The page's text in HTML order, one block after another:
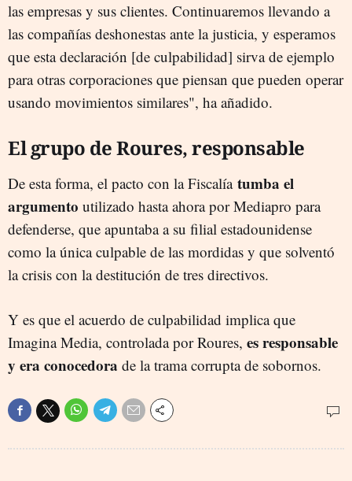
las empresas y sus clientes. Continuaremos llevando a
las compañías deshonestas ante la justicia, y esperamos
que esta declaración [de culpabilidad] sirva de ejemplo
para otras corporaciones que piensan que pueden operar
usando movimientos similares", ha añadido.
El grupo de Roures, responsable
De esta forma, el pacto con la Fiscalía tumba el
argumento utilizado hasta ahora por Mediapro para
defenderse, que apuntaba a su filial estadounidense
como la única culpable de las mordidas y que solventó
la crisis con la destitución de tres directivos.
Y es que el acuerdo de culpabilidad implica que
Imagina Media, controlada por Roures, es responsable
y era conocedora de la trama corrupta de sobornos.